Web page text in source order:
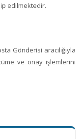
edilmektedir.
Gönderisi aracılığıyla
ve onay işlemlerini